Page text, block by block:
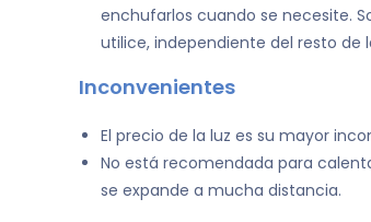
enchufarlos cuando se necesite.
utilice, independiente del resto de
Inconvenientes
El precio de la luz es su mayor
No está recomendada para
se expande a mucha distancia.